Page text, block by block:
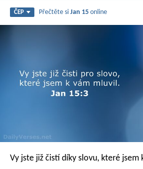
ČEP Přečtěte siJan 15 online
Vy jste již čistí díky slovu, které jsem